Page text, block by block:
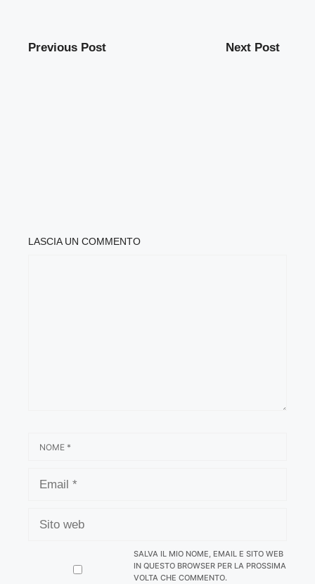
Previous Post Next Post
LASCIA UN COMMENTO
WEB
SALVA IL MIO NOME, EMAIL E SITO WEB
IN QUESTO BROWSER PER LA PROSSIMA
VOLTA CHE COMMENTO.